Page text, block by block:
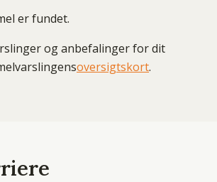
er fundet.
og anbefalinger for dit
oversigtskort.